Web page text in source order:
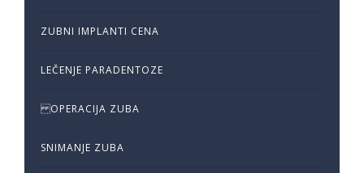
ZUBNI IMPLANTI CENA
LEČENJE PARADENTOZE
OPERACIJA ZUBA
SNIMANJE ZUBA